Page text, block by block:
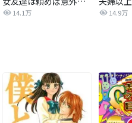
14.1万 14.9万